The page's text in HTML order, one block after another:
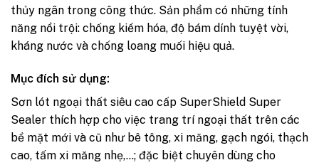
thủy ngân trong công thức. Sản phẩm có những tính
năng nổi trội: chống kiềm hóa, độ bám dính tuyệt vời,
kháng nước và chống loang muối hiệu quả.
Mục đích sử dụng:
Sơn lót ngoại thất siêu cao cấp SuperShield Super
Sealer thích hợp cho việc trang trí ngoại thất trên các
bề mặt mới và cũ như bê tông, xi măng, gạch ngói, thạch
cao, tấm xi măng nhẹ,…; đặc biệt chuyên dùng cho